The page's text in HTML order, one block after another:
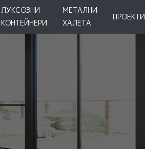
ЛУКСОЗНИ
КОНТЕЙНЕРИ
МЕТАЛНИ
ХАЛЕТА
ПРОЕКТИ